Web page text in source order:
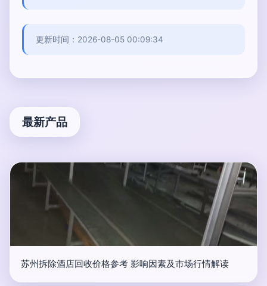
更新时间：2026-08-05 00:09:34
最新产品
苏州拆除酒店回收价格参考 影响因素及市场行情解读